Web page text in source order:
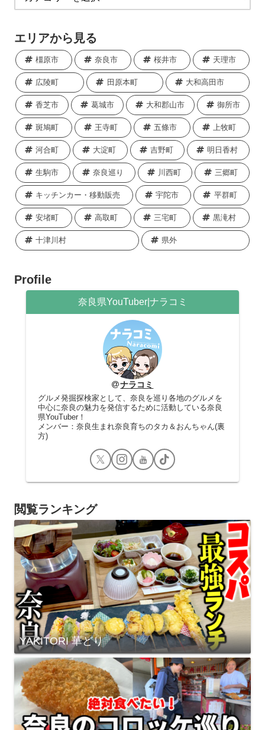
エリアから見る
橿原市 奈良市 桜井市 天理市
広陵町 田原本町 大和高田市
香芝市 葛城市 大和郡山市 御所市
斑鳩町 王寺町 五條市 上牧町
河合町 大淀町 吉野町 明日香村
生駒市 奈良巡り 川西町 三郷町
キッチンカー・移動販売 宇陀市 平群町
安堵町 高取町 三宅町 黒滝村
十津川村 県外
Profile
奈良県YouTuber|ナラコミ
ナラコミ
グルメ発掘探検家として、奈良を巡り各地のグルメを
中心に奈良の魅力を発信するために活動している奈良
県YouTuber！
メンバー：奈良生まれ奈良育ちのタカ＆おんちゃん(裏
方)
閲覧ランキング
YAKITORI 華どり